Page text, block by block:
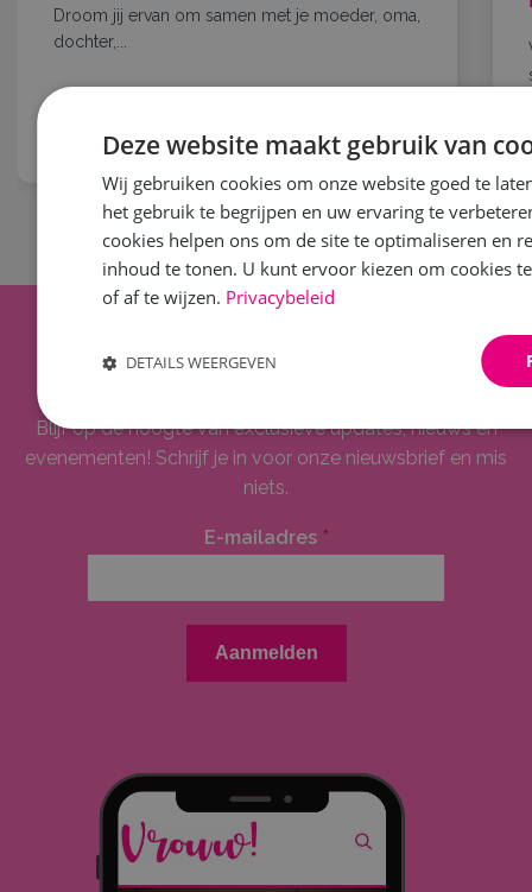
Droom jij ervan om samen met je moeder, oma,
dochter,...
Lees meer
Op de hoogte blijven?
Blijf op de hoogte van exclusieve updates, nieuws en
evenementen! Schrijf je in voor onze nieuwsbrief en mis
niets.
E-mailadres*
Deze website maakt gebruik van
Wij gebruiken cookies om onze website goed te
het gebruik te begrijpen en uw ervaring te
cookies helpen ons om de site te optimaliseren en
inhoud te tonen. U kunt ervoor kiezen om cookies
of af te wijzen. Privacybeleid
DETAILS WEERGEVEN